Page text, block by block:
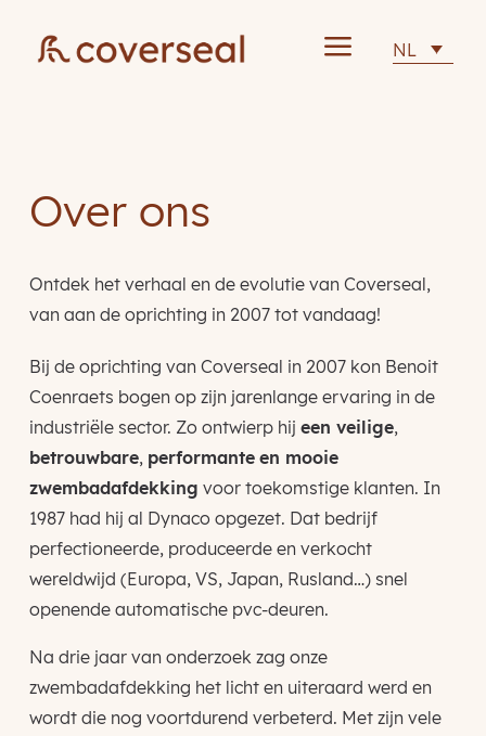
a NL
Over ons
Ontdek het verhaal en de evolutie van Coverseal,
van aan de oprichting in 2007 tot vandaag!
Bij de oprichting van Coverseal in 2007 kon Benoit
Coenraets bogen op zijn jarenlange ervaring in de
industriële sector. Zo ontwierp hij een veilige,
betrouwbare, performante en mooie
zwembadafdekking voor toekomstige klanten. In
1987 had hij al Dynaco opgezet. Dat bedrijf
perfectioneerde, produceerde en verkocht
wereldwijd (Europa, VS, Japan, Rusland…) snel
openende automatische pvc-deuren.
Na drie jaar van onderzoek zag onze
zwembadafdekking het licht en uiteraard werd en
wordt die nog voortdurend verbeterd. Met zijn vele